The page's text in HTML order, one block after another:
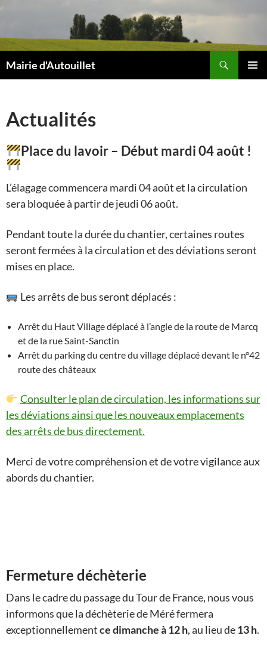
Aller
contenu
Mairie d'Autouillet
Actualités
Place du lavoir – Début mardi 04 août !
L’élagage commencera mardi 04 août et la circulation
sera bloquée à partir de jeudi 06 août.
Pendant toute la durée du chantier, certaines routes
seront fermées à la circulation et des déviations seront
mises en place.
Les arrêts de bus seront déplacés :
Arrêt du Haut Village déplacé à l’angle de la route de Marcq
et de la rue Saint-Sanctin
Arrêt du parking du centre du village déplacé devant le n°42
route des châteaux
Consulter le plan de circulation, les informations sur
les déviations ainsi que les nouveaux emplacements
des arrêts de bus directement.
Merci de votre compréhension et de votre vigilance aux
abords du chantier.
Fermeture déchèterie
Dans le cadre du passage du Tour de France, nous vous
informons que la déchèterie de Méré fermera
exceptionnellementce dimanche à 12 h, au lieu de13 h.